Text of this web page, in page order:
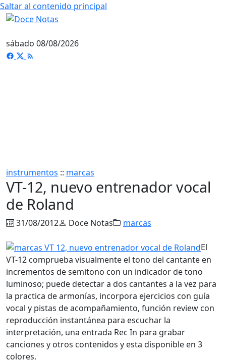
Saltar al contenido principal
sábado 08/08/2026
instrumentos :: marcas
VT-12, nuevo entrenador vocal
de Roland
31/08/2012 Doce Notas marcas
El
VT-12 comprueba visualmente el tono del cantante en
incrementos de semitono con un indicador de tono
luminoso; puede detectar a dos cantantes a la vez para
la practica de armonías, incorpora ejercicios con guía
vocal y pistas de acompañamiento, función review con
reproducción instantánea para escuchar la
interpretación, una entrada Rec In para grabar
canciones y otros contenidos y esta disponible en 3
colores.